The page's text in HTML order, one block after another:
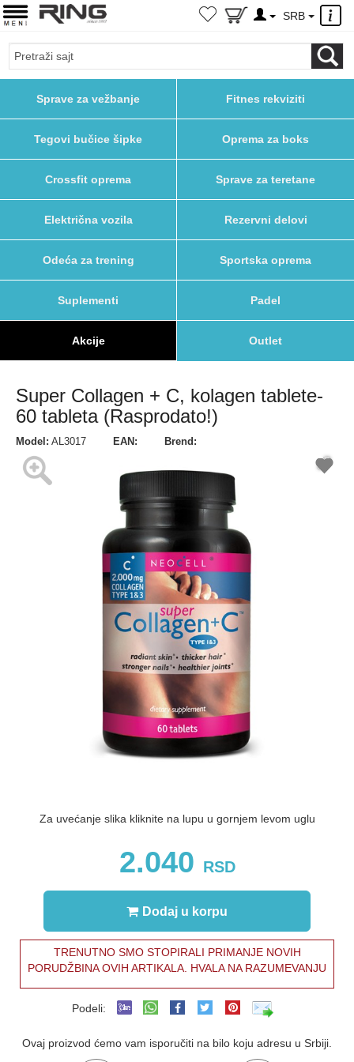
×
SRB
Sprave za vežbanje Fitnes rekviziti
Tegovi bučice šipke Oprema za boks
Crossfit oprema Sprave za teretane
Električna vozila Rezervni delovi
Odeća za trening Sportska oprema
Suplementi Padel
Akcije Outlet
Super Collagen + C, kolagen tablete-
60 tableta (Rasprodato!)
Model: AL3017 EAN: Brend:
Za uvećanje slika kliknite na lupu u gornjem levom uglu
2.040 RSD
Dodaj u korpu
TRENUTNO SMO STOPIRALI PRIMANJE NOVIH
PORUDŽBINA OVIH ARTIKALA. HVALA NA RAZUMEVANJU
Podeli:
Ovaj proizvod ćemo vam isporučiti na bilo koju adresu u Srbiji.